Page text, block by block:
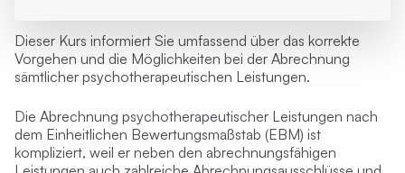
Dieser Kurs informiert Sie umfassend über das korrekte
Vorgehen und die Möglichkeiten bei der Abrechnung
sämtlicher psychotherapeutischen Leistungen.
Die Abrechnung psychotherapeutischer Leistungen nach
dem Einheitlichen Bewertungsmaßstab (EBM) ist
kompliziert, weil er neben den abrechnungsfähigen